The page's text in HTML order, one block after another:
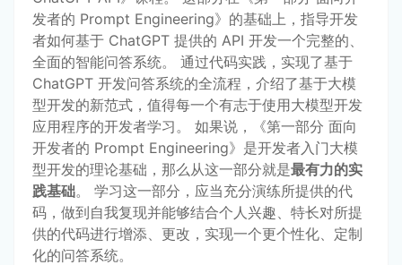
发者的 Prompt Engineering》的基础上，指导开发
者如何基于 ChatGPT 提供的 API 开发一个完整的、
全面的智能问答系统。 通过代码实践，实现了基于
ChatGPT 开发问答系统的全流程，介绍了基于大模
型开发的新范式，值得每一个有志于使用大模型开发
应用程序的开发者学习。 如果说，《第一部分 面向
开发者的 Prompt Engineering》是开发者入门大模
型开发的理论基础，那么从这一部分就是最有力的实
践基础。 学习这一部分，应当充分演练所提供的代
码，做到自我复现并能够结合个人兴趣、特长对所提
供的代码进行增添、更改，实现一个更个性化、定制
化的问答系统。